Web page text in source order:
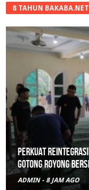
8 TAHUN BAKABA.NET
Perkuat Reintegrasi
Gotong Royong
ADMIN - 8 JAM AGO